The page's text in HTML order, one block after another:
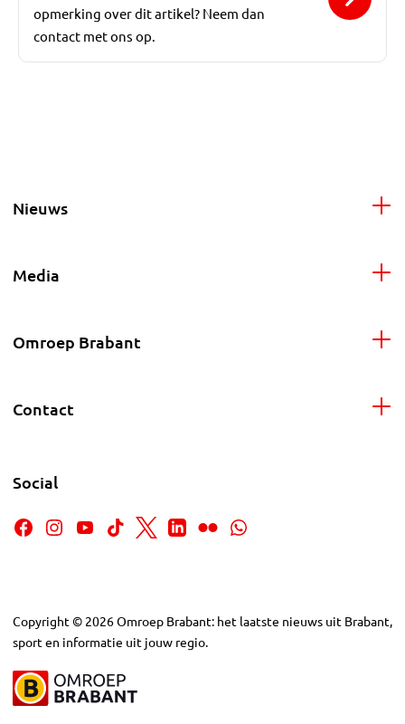
opmerking over dit artikel? Neem dan
contact met ons op.
Nieuws
Media
Omroep Brabant
Contact
Social
Copyright © 2026Omroep Brabant: het laatste nieuws uit Brabant,
sport en informatie uit jouw regio.